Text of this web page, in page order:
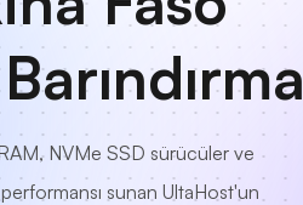
NVMe SSD sürücüler ve
sunan UltaHost'un